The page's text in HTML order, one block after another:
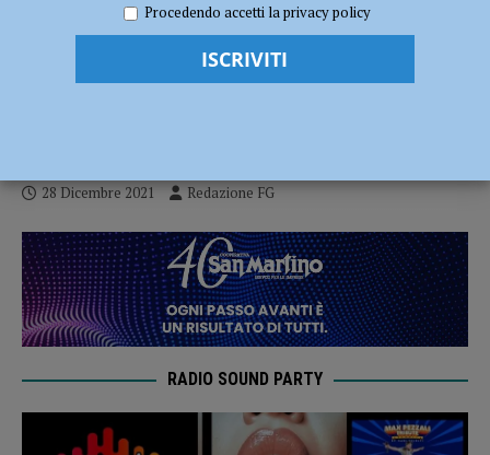
l’utilizzo su tutto il territorio comunale di fuochi d’artificio e botti
Capodanno, vietato l’utilizzo su tutto il
28 Dicembre 2021 Redazione FG
RADIO SOUND PARTY
Procedendo accetti la privacy policy